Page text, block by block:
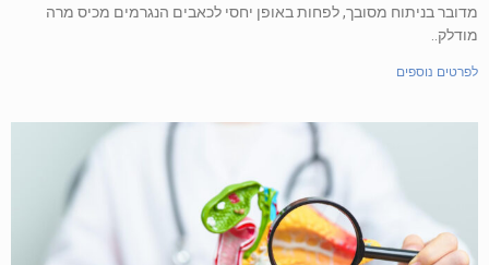
מדובר בניתוח מסובך, לפחות באופן יחסי לכאבים הנגרמים מכיס מרה
מודלק..
לפרטים נוספים